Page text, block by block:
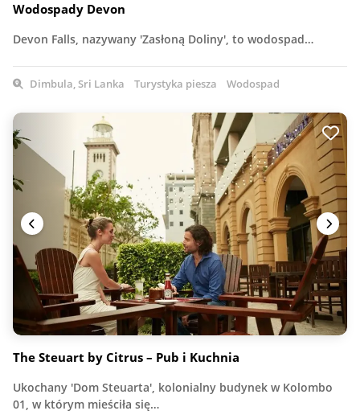
Wodospady Devon
Devon Falls, nazywany 'Zasłoną Doliny', to wodospad…
Dimbula, Sri Lanka Turystyka piesza Wodospad
The Steuart by Citrus – Pub i Kuchnia
Ukochany 'Dom Steuarta', kolonialny budynek w Kolombo
01, w którym mieściła się…